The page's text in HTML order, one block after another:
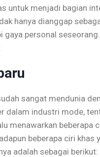
untuk menjadi bagian
hanya dianggap
personal
sangat mendunia
dalam industri mode,
menawarkan beberapa
beberapa ciri khas
adalah sebagai berikut: